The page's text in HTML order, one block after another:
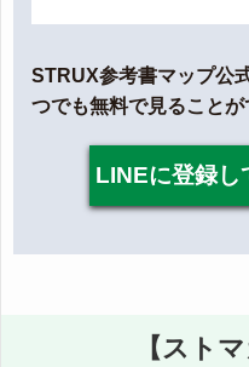
STRUX参考書マップ公
つでも無料で見ることが
LINEに登録し
【スト